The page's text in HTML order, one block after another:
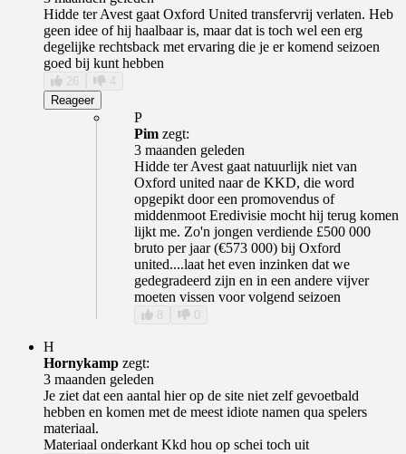
Hidde ter Avest gaat Oxford United transfervrij verlaten. Heb
geen idee of hij haalbaar is, maar dat is toch wel een erg
degelijke rechtsback met ervaring die je er komend seizoen
goed bij kunt hebben
26
4
Reageer
P
Pim zegt:
3 maanden geleden
Hidde ter Avest gaat natuurlijk niet van
Oxford united naar de KKD, die word
opgepikt door een promovendus of
middenmoot Eredivisie mocht hij terug komen
lijkt me. Zo'n jongen verdiende £500 000
bruto per jaar (€573 000) bij Oxford
united....laat het even inzinken dat we
gedegradeerd zijn en in een andere vijver
moeten vissen voor volgend seizoen
8 0
H
Hornykamp zegt:
3 maanden geleden
Je ziet dat een aantal hier op de site niet zelf gevoetbald
hebben en komen met de meest idiote namen qua spelers
materiaal.
Materiaal onderkant Kkd hou op schei toch uit